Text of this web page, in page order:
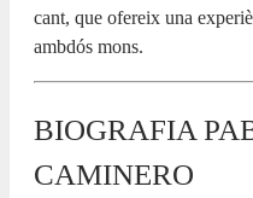
cant, que ofereix una
ambdós mons.
BIOGRAFIA
CAMINERO